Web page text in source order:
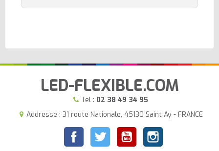
LED-FLEXIBLE.COM
Tel : 02 38 49 34 95
Addresse : 31 route Nationale, 45130 Saint Ay - FRANCE
FacebookTwitter YouTubeInstagram